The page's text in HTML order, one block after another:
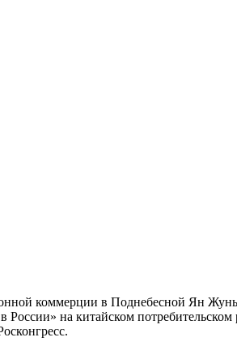
коммерции в Поднебесной Ян
на китайском